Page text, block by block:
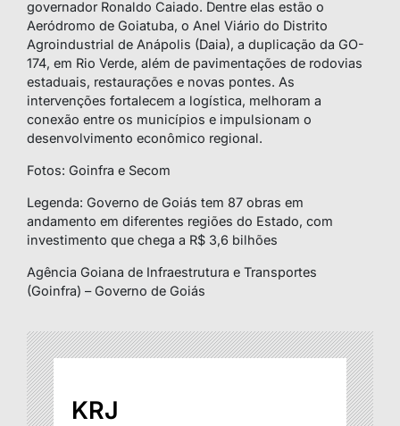
governador Ronaldo Caiado. Dentre elas estão o
Aeródromo de Goiatuba, o Anel Viário do Distrito
Agroindustrial de Anápolis (Daia), a duplicação da GO-
174, em Rio Verde, além de pavimentações de rodovias
estaduais, restaurações e novas pontes. As
intervenções fortalecem a logística, melhoram a
conexão entre os municípios e impulsionam o
desenvolvimento econômico regional.
Fotos: Goinfra e Secom
Legenda: Governo de Goiás tem 87 obras em
andamento em diferentes regiões do Estado, com
investimento que chega a R$ 3,6 bilhões
Agência Goiana de Infraestrutura e Transportes
(Goinfra) – Governo de Goiás
KRJ